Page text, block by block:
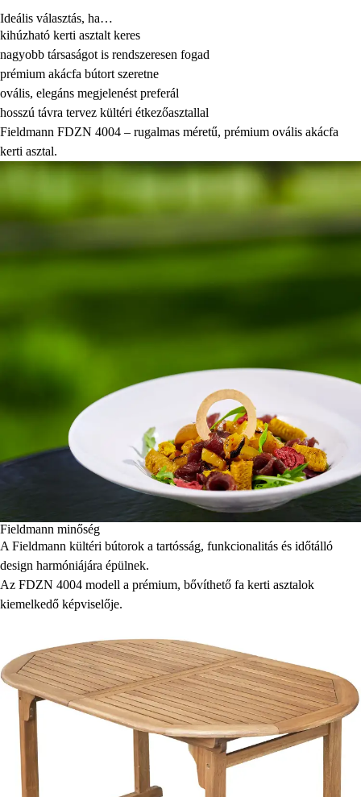
Ideális választás, ha…
kihúzható kerti asztalt keres
nagyobb társaságot is rendszeresen fogad
prémium akácfa bútort szeretne
ovális, elegáns megjelenést preferál
hosszú távra tervez kültéri étkezőasztallal
Fieldmann FDZN 4004 – rugalmas méretű, prémium ovális akácfa
kerti asztal.
Fieldmann minőség
A Fieldmann kültéri bútorok a tartósság, funkcionalitás és időtálló
design harmóniájára épülnek.
Az FDZN 4004 modell a prémium, bővíthető fa kerti asztalok
kiemelkedő képviselője.